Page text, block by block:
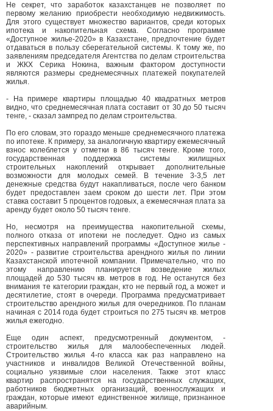
Не секрет, что заработок казахстанцев не позволяет по
первому желанию приобрести необходимую недвижимость.
Для этого существует множество вариантов, среди которых
ипотека и накопительная схема. Согласно программе
«Доступное жилье-2020» в Казахстане, предпочтение будет
отдаваться в пользу сберегательной системы. К тому же, по
заявлениям председателя Агентства по делам строительства
и ЖКХ Серика Нокина, важным фактором доступности
являются размеры среднемесячных платежей покупателей
жилья.
- На примере квартиры площадью 40 квадратных метров
видно, что среднемесячная плата составит от 30 до 50 тысяч
тенге, - сказал зампред по делам строительства.
По его словам, это гораздо меньше среднемесячного платежа
по ипотеке. К примеру, за аналогичную квартиру ежемесячный
взнос колеблется у отметки в 86 тысяч тенге. Кроме того,
государственная поддержка системы жилищных
строительных накоплений открывает дополнительные
возможности для молодых семей. В течение 3-3,5 лет
денежные средства будут накапливаться, после чего банком
будет предоставлен заем сроком до шести лет. При этом
ставка составит 5 процентов годовых, а ежемесячная плата за
аренду будет около 50 тысяч тенге.
Но, несмотря на преимущества накопительной схемы,
полного отказа от ипотеки не последует. Одно из самых
перспективных направлений программы «Доступное жилье -
2020» - развитие строительства арендного жилья по линии
Казахстанской ипотечной компании. Примечательно, что по
этому направлению планируется возведение жилых
площадей до 530 тысяч кв. метров в год. Не останутся без
внимания те категории граждан, кто не первый год, а может и
десятилетие, стоят в очереди. Программа предусматривает
строительство арендного жилья для очередников. По планам
начиная с 2014 года будет строиться по 275 тысяч кв. метров
жилья ежегодно.
Еще один аспект, предусмотренный документом, -
строительство жилья для малообеспеченных людей.
Строительство жилья 4-го класса как раз направлено на
участников и инвалидов Великой Отечественной войны,
социально уязвимые слои населения. Также этот класс
квартир распространятся на государственных служащих,
работников бюджетных организаций, военнослужащих и
граждан, которые имеют единственное жилище, признанное
аварийным.